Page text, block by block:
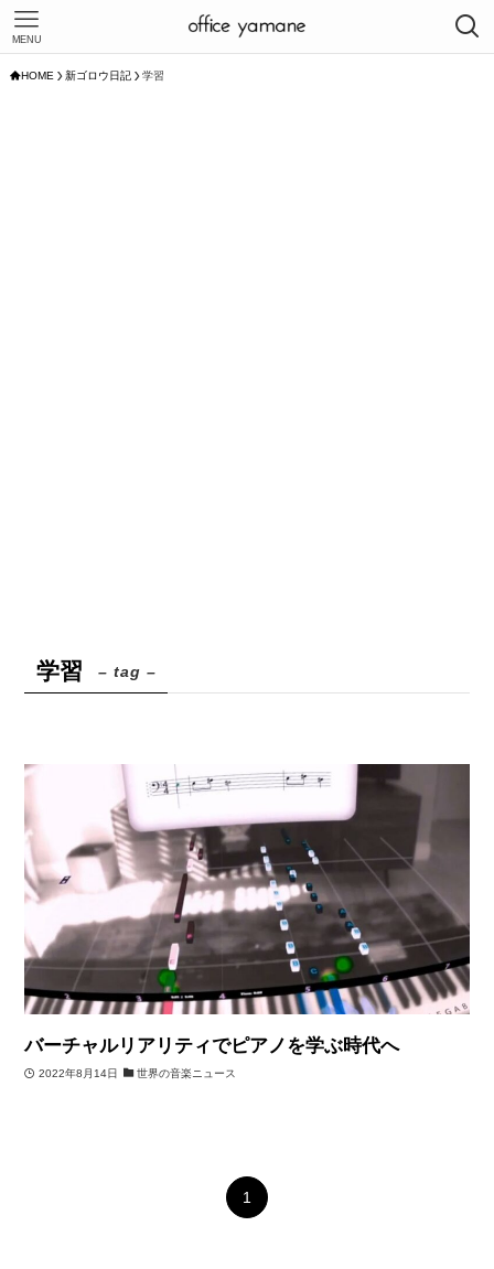
MENU
HOME 新ゴロウ日記 学習
学習 – tag –
バーチャルリアリティでピアノを学ぶ時代へ
2022年8月14日 世界の音楽ニュース
1